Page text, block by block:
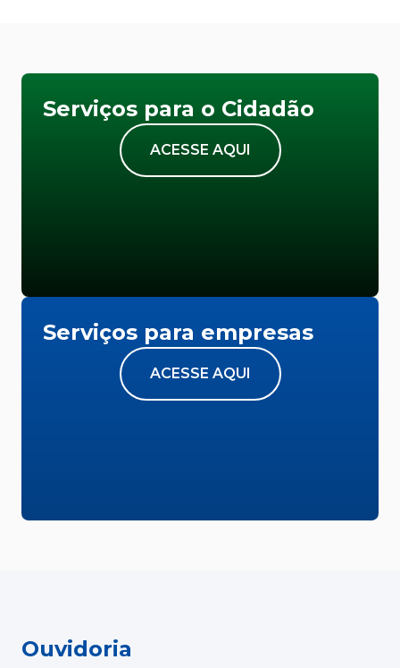
Serviços para o Cidadão
ACESSE AQUI
Serviços para empresas
ACESSE AQUI
Ouvidoria